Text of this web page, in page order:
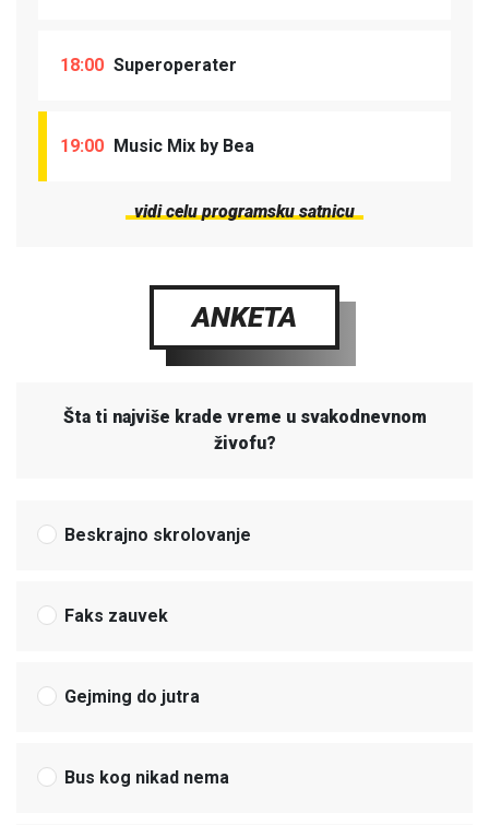
18:00 Superoperater
19:00 Music Mix by Bea
vidi celu programsku satnicu
ANKETA
Šta ti najviše krade vreme u svakodnevnom
živofu?
Beskrajno skrolovanje
Faks zauvek
Gejming do jutra
Bus kog nikad nema